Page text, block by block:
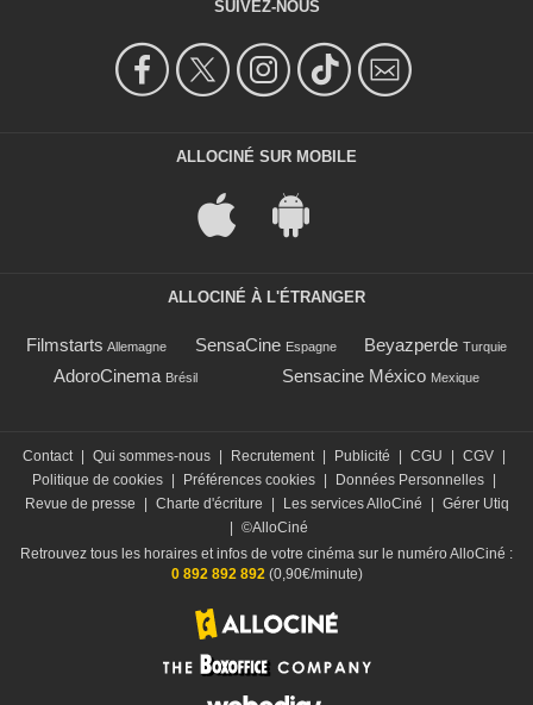
SUIVEZ-NOUS
ALLOCINÉ SUR MOBILE
ALLOCINÉ À L'ÉTRANGER
Filmstarts Allemagne SensaCine Espagne Beyazperde Turquie
AdoroCinema Brésil Sensacine México Mexique
Contact Qui sommes-nous Recrutement Publicité CGU CGV
Politique de cookies
Préférences cookies Données Personnelles
Revue de presse
Charte d'écriture Les services AlloCiné
Gérer Utiq
©AlloCiné
Retrouvez tous les horaires et infos de votre cinéma sur le numéro AlloCiné :
0 892 892 892(0,90€/minute)